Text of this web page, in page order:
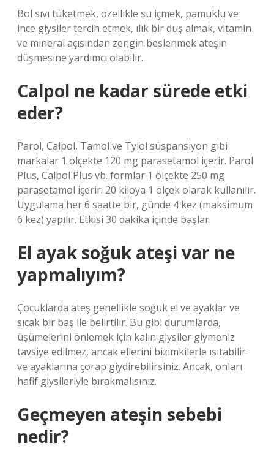
Bol sıvı tüketmek, özellikle su içmek, pamuklu ve
ince giysiler tercih etmek, ılık bir duş almak, vitamin
ve mineral açısından zengin beslenmek ateşin
düşmesine yardımcı olabilir.
Calpol ne kadar sürede etki
eder?
Parol, Calpol, Tamol ve Tylol süspansiyon gibi
markalar 1 ölçekte 120 mg parasetamol içerir. Parol
Plus, Calpol Plus vb. formlar 1 ölçekte 250 mg
parasetamol içerir. 20 kiloya 1 ölçek olarak kullanılır.
Uygulama her 6 saatte bir, günde 4 kez (maksimum
6 kez) yapılır. Etkisi 30 dakika içinde başlar.
El ayak soğuk ateşi var ne
yapmalıyım?
Çocuklarda ateş genellikle soğuk el ve ayaklar ve
sıcak bir baş ile belirtilir. Bu gibi durumlarda,
üşümelerini önlemek için kalın giysiler giymeniz
tavsiye edilmez, ancak ellerini bizimkilerle ısıtabilir
ve ayaklarına çorap giydirebilirsiniz. Ancak, onları
hafif giysileriyle bırakmalısınız.
Geçmeyen ateşin sebebi
nedir?